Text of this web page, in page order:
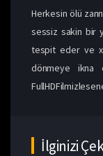
Herkesin ölü
sessiz sakin bir
tespit eder ve
dönmeye ikna
İlginizi